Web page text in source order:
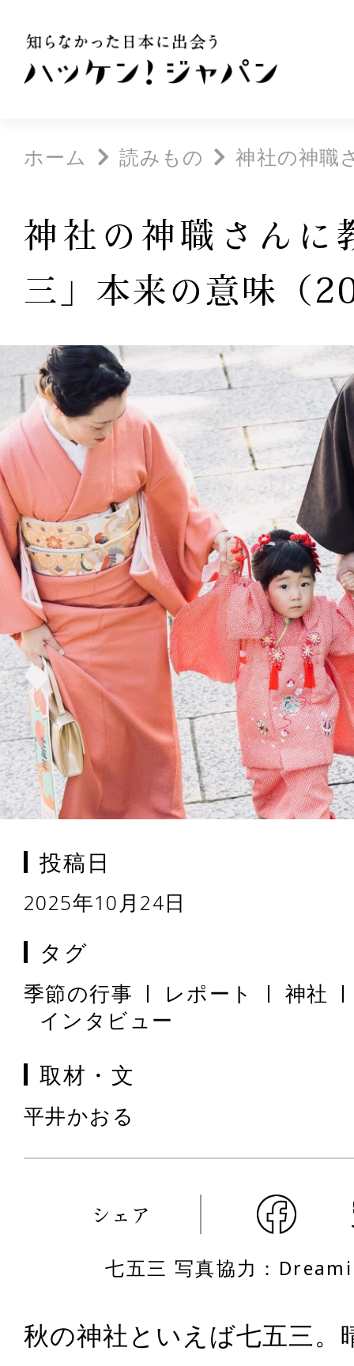
ホーム 読みもの 神社の神職
神社の神職さんに
三」本来の意味（
投稿日
2025年10月24日
タグ
季節の行事 レポート
神社
インタビュー
取材・文
平井かおる
シェア
七五三 写真協力：
秋の神社といえば七五三。